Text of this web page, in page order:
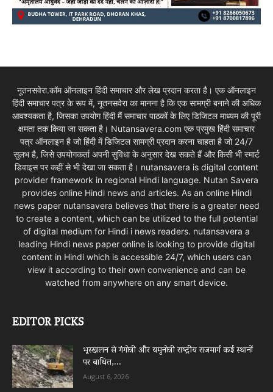
नूतनसवेरा.कॉम ऑनलाइन हिंदी समाचार और लेख प्रदान करता है। एक ऑनलाइन
हिंदी समाचार पत्र के रूप में, नूतनसवेरा का मानना है कि एक सामग्री बनाने की अधिक
आवश्यकता है, जिसका उपयोग हिंदी मैं समाचार पाठकों के लिए डिजिटल माध्यम की पूरी
क्षमता तक किया जा सकता है। Nutansavera.com एक प्रमुख हिंदी समाचार
पत्र ऑनलाइन है जो हिंदी में डिजिटल सामग्री प्रदान करना चाहता है जो 24/7
सुलभ है, जिसे उपयोगकर्ता अपनी सुविधा के अनुसार देख सकते हैं और किसी भी स्मार्ट
डिवाइस पर कहीं से भी देखा जा सकता है। nutansavera is digital content
provider framework in regional Hindi language. Nutan Savera
provides online Hindi news and articles. As an online Hindi
news paper nutansavera believes that there is a greater need
to create a content, which can be utilized to the full potential
of digital medium for Hindi i news readers. nutansavera a
leading Hindi news paper online is looking to provide digital
content in Hindi which is accessible 24/7, which users can
view it according to their own convenience and can be
watched from anywhere on any smart device.
EDITOR PICKS
भूस्खलन से गंगोत्री और यमुनोत्री राष्ट्रीय राजमार्ग कई स्थानों
पर बाधित,...
August 6, 2026